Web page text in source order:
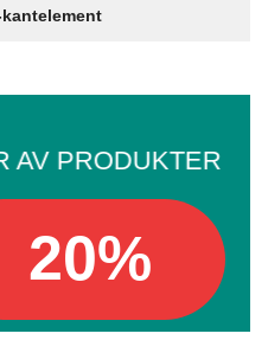
AV PRODUKTER
20%